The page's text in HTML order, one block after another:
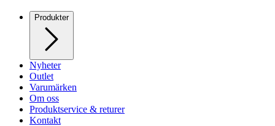
Produkter
Nyheter
Outlet
Varumärken
Om oss
Produktservice & returer
Kontakt